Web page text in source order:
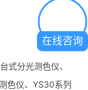
式分光测色仪、
色仪、YS30系列
在线咨询